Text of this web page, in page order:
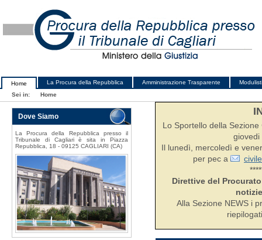
Home La Procura della Repubblica Amministrazione Trasparente
Sei in:
Home
Lo Sportello della
Il lunedì, mercoledì e
per pec a
Direttive del
Alla Sezione NEWS i
Dove Siamo
La Procura della Repubblica presso il
Tribunale di Cagliari è sita in Piazza
Repubblica, 18 - 09125 CAGLIARI (CA)